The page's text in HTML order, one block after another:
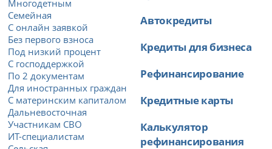
Многодетным
Семейная
С онлайн заявкой
Без первого взноса
Под низкий процент
С господдержкой
По 2 документам
Для иностранных граждан
С материнским капиталом
Дальневосточная
Участникам СВО
ИТ-специалистам
Автокредиты
Кредиты для бизнеса
Рефинансирование
Кредитные карты
Калькулятор
рефинансирования